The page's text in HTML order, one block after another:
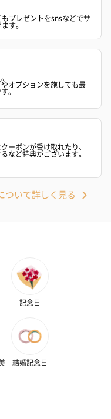
ギフトへの＋αにおすすめ
す。
プレゼントをsnsなどでサ
す。
オプションを施しても最
。
ーポンが受け取れたり、
など特典がございます。
ついて詳しく見る
記念日
結婚記念日